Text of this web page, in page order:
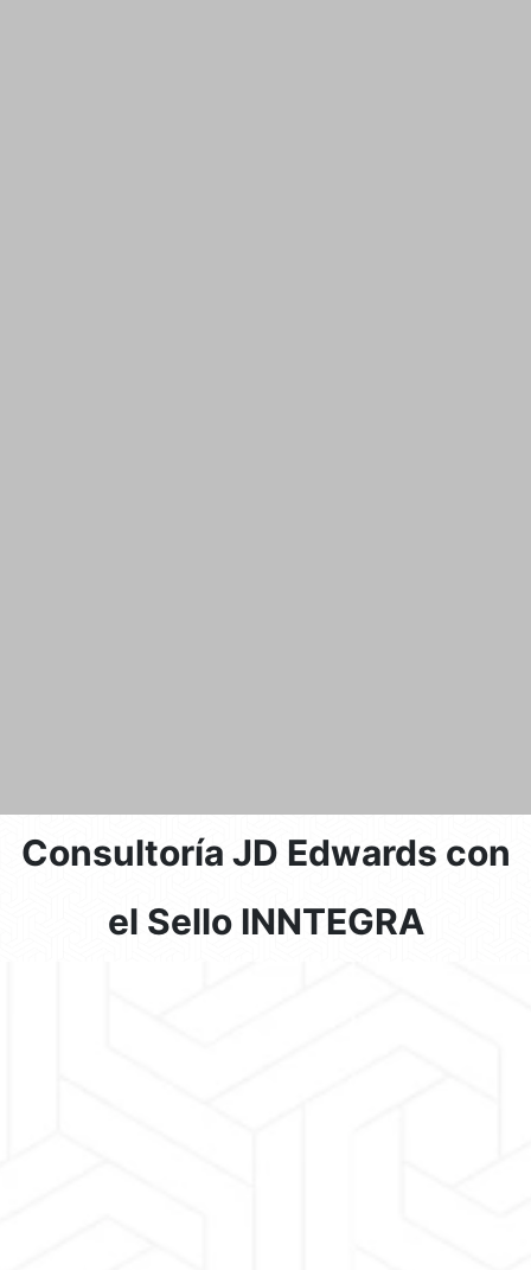
Consultoría JD Edwards con
el Sello INNTEGRA